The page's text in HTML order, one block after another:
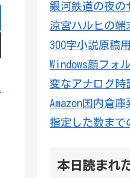
銀河鉄道の夜の
涼宮ハルヒの端
300字小説原稿
Windows顔フォ
変なアナログ時
Amazon国内倉
指定した数まで
本日読まれ